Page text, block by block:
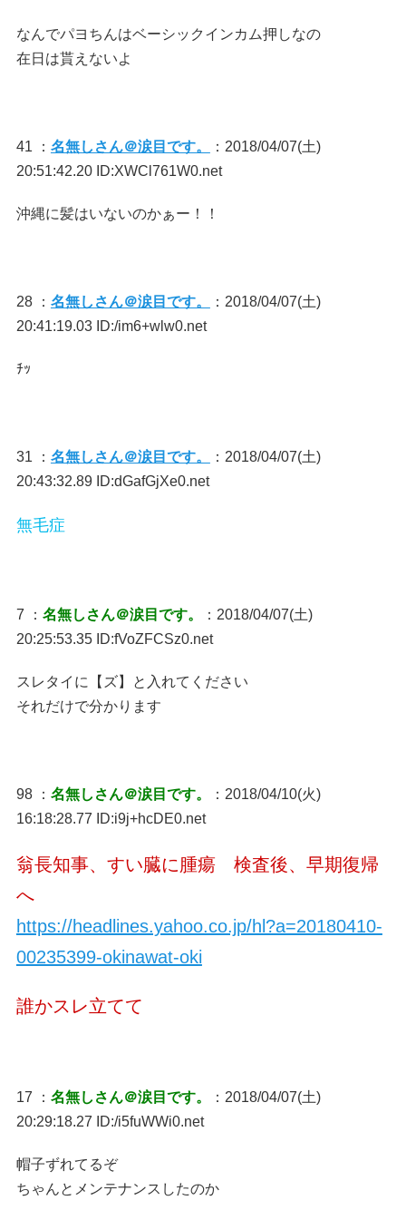
なんでパヨちんはベーシックインカム押しなの
在日は貰えないよ
41 ： 名無しさん＠涙目です。
：2018/04/07(土)
20:51:42.20 ID:XWCl761W0.net
沖縄に髪はいないのかぁー！！
28 ： 名無しさん＠涙目です。
：2018/04/07(土)
20:41:19.03 ID:/im6+wlw0.net
ﾁｯ
31 ： 名無しさん＠涙目です。
：2018/04/07(土)
20:43:32.89 ID:dGafGjXe0.net
無毛症
7 ： 名無しさん＠涙目です。
：2018/04/07(土)
20:25:53.35 ID:fVoZFCSz0.net
スレタイに【ズ】と入れてください
それだけで分かります
98 ： 名無しさん＠涙目です。
：2018/04/10(火)
16:18:28.77 ID:i9j+hcDE0.net
翁長知事、すい臓に腫瘍 検査後、早期復帰
へ
https://headlines.yahoo.co.jp/hl?a=20180410-
00235399-okinawat-oki
誰かスレ立てて
17 ： 名無しさん＠涙目です。
：2018/04/07(土)
20:29:18.27 ID:/i5fuWWi0.net
帽子ずれてるぞ
ちゃんとメンテナンスしたのか